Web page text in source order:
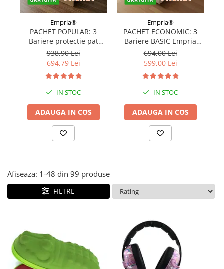
Jucarii dentitie
Jocuri educative
Jucarii bebelusi
Covorase ortopedice senzoriale
Cuburi magnetice JollyHeap®
Stickere decorative
Covorase de joaca
Siguranta animale companie
Carduri Cadou
Produse Sub 50 Lei
Resigilate
Empria®
PACHET POPULAR: 3
Bariere protectie pat
copii, SELECT, 160x200
cm
938,90 Lei
694,79 Lei
IN STOC
ADAUGA IN COS
Empria®
PACHET ECONOMIC: 3
Bariere BASIC Empria
protectie pat 160X200 cm
+ bara stabilizatoare
694,00 Lei
599,00 Lei
IN STOC
ADAUGA IN COS
Afiseaza: 1-48 din 99 produse
FILTRE